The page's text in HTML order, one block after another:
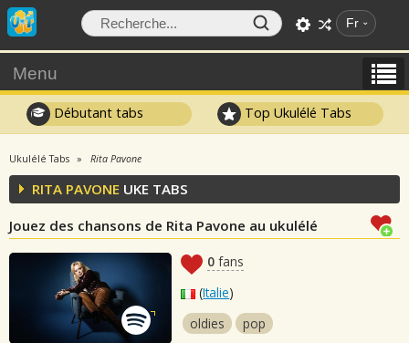
Fr
Menu
Débutant tabs Top Ukulélé Tabs
Ukulélé Tabs Rita Pavone
RITA PAVONE UKE TABS
Jouez des chansons de Rita Pavone au ukulélé
0 fans
(Italie)
oldies
pop